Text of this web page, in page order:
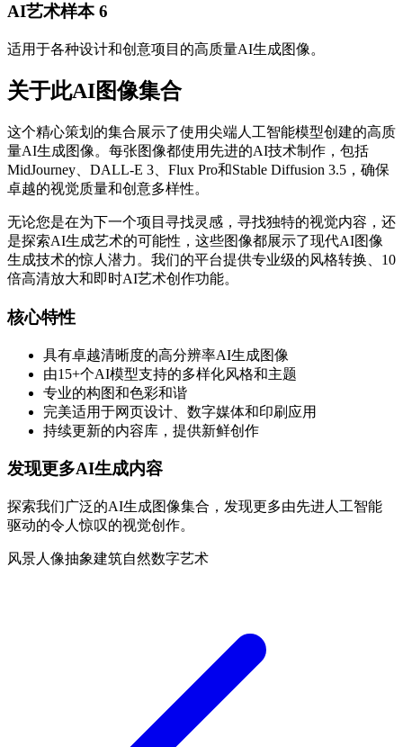
AI艺术样本 6
适用于各种设计和创意项目的高质量AI生成图像。
关于此AI图像集合
这个精心策划的集合展示了使用尖端人工智能模型创建的高质
量AI生成图像。每张图像都使用先进的AI技术制作，包括
MidJourney、DALL-E 3、Flux Pro和Stable Diffusion 3.5，确保
卓越的视觉质量和创意多样性。
无论您是在为下一个项目寻找灵感，寻找独特的视觉内容，还
是探索AI生成艺术的可能性，这些图像都展示了现代AI图像
生成技术的惊人潜力。我们的平台提供专业级的风格转换、10
倍高清放大和即时AI艺术创作功能。
核心特性
具有卓越清晰度的高分辨率AI生成图像
由15+个AI模型支持的多样化风格和主题
专业的构图和色彩和谐
完美适用于网页设计、数字媒体和印刷应用
持续更新的内容库，提供新鲜创作
发现更多AI生成内容
探索我们广泛的AI生成图像集合，发现更多由先进人工智能
驱动的令人惊叹的视觉创作。
风景人像抽象建筑自然数字艺术